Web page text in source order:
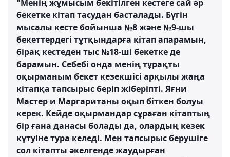
"Менің жұмысым бекітілген кестеге сай әр
бекетке кітап тасудан басталады. Бүгін
мысалы кесте бойынша №8 және №9-шы
бекеттердегі тұтқындарға кітап апарамын,
бірақ кестеден тыс №18-ші бекетке де
барамын. Себебі онда менің тұрақты
оқырманым бекет кезекшісі арқылы жаңа
кітапқа тапсырыс беріп жіберіпті. Яғни
Мастер и Маргаританы оқып біткен болуы
керек. Кейде оқырмандар сұраған кітаптың
бір ғана данасы болады да, олардың кезек
күтуіне тура келеді. Мен тапсырыс берушіге
сол кітапты әкелгенде жаудырған